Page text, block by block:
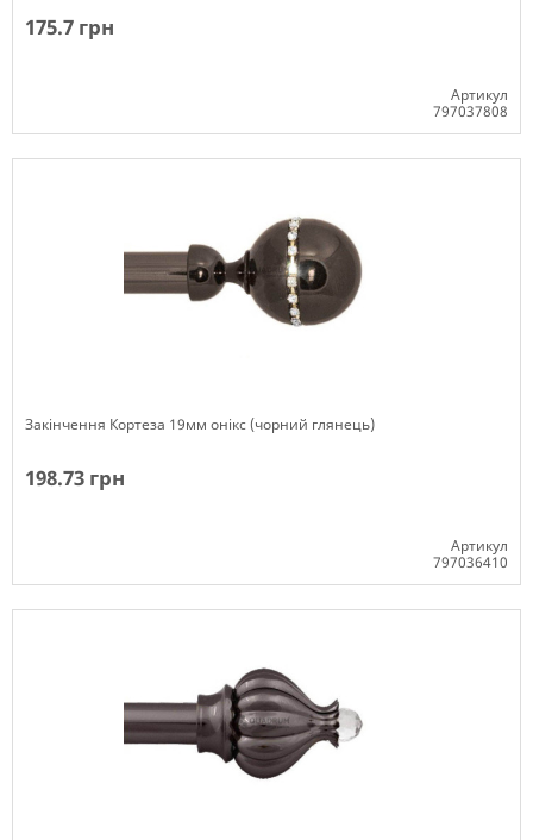
175.7 грн
Артикул
797037808
Закінчення Кортеза 19мм онікс (чорний глянець)
198.73 грн
Артикул
797036410